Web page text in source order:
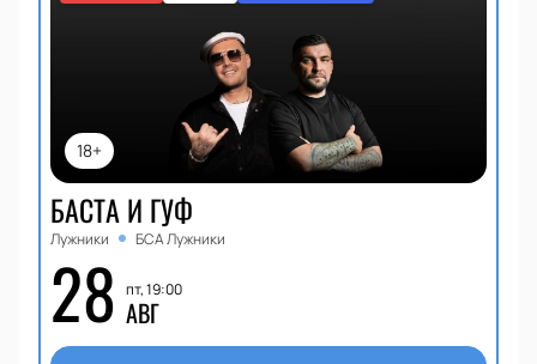
18+
БАСТА И ГУФ
Лужники БСА Лужники
28 пт, 19:00
АВГ